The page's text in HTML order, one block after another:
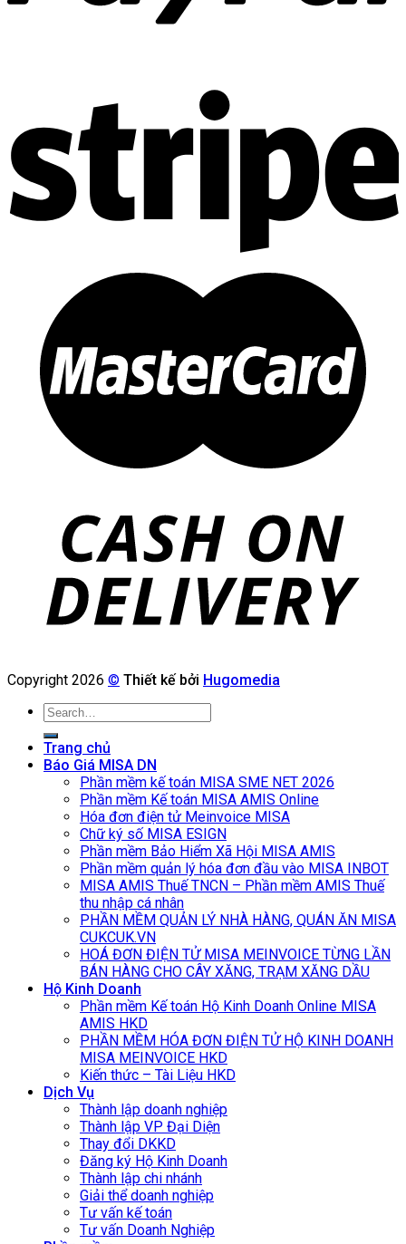
Copyright 2026 © Thiết kế bởi Hugomedia
Search
Trang chủ
Báo Giá MISA DN
Phần mềm kế toán MISA SME NET 2026
Phần mềm Kế toán MISA AMIS Online
Hóa đơn điện tử Meinvoice MISA
Chữ ký số MISA ESIGN
Phần mềm Bảo Hiểm Xã Hội MISA AMIS
Phần mềm quản lý hóa đơn đầu vào MISA INBOT
MISA AMIS Thuế TNCN – Phần mềm AMIS Thuế
thu nhập cá nhân
PHẦN MỀM QUẢN LÝ NHÀ HÀNG, QUÁN ĂN MISA
CUKCUK.VN
HOÁ ĐƠN ĐIỆN TỬ MISA MEINVOICE TỪNG LẦN
BÁN HÀNG CHO CÂY XĂNG, TRẠM XĂNG DẦU
Hộ Kinh Doanh
Phần mềm Kế toán Hộ Kinh Doanh Online MISA
AMIS HKD
PHẦN MỀM HÓA ĐƠN ĐIỆN TỬ HỘ KINH DOANH
MISA MEINVOICE HKD
Kiến thức – Tài Liệu HKD
Dịch Vụ
Thành lập doanh nghiệp
Thành lập VP Đại Diện
Thay đổi DKKD
Đăng ký Hộ Kinh Doanh
Thành lập chi nhánh
Giải thể doanh nghiệp
Tư vấn kế toán
Tư vấn Doanh Nghiệp